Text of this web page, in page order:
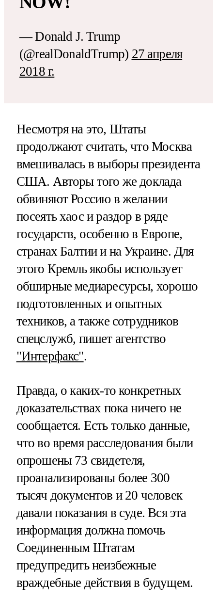
— Donald J. Trump
(@realDonaldTrump) 27 апреля
2018 г.
Несмотря на это, Штаты
продолжают считать, что Москва
вмешивалась в выборы президента
США. Авторы того же доклада
обвиняют Россию в желании
посеять хаос и раздор в ряде
государств, особенно в Европе,
странах Балтии и на Украине. Для
этого Кремль якобы использует
обширные медиаресурсы, хорошо
подготовленных и опытных
техников, а также сотрудников
спецслужб, пишет агентство
"Интерфакс".
Правда, о каких-то конкретных
доказательствах пока ничего не
сообщается. Есть только данные,
что во время расследования были
опрошены 73 свидетеля,
проанализированы более 300
тысяч документов и 20 человек
давали показания в суде. Вся эта
информация должна помочь
Соединенным Штатам
предупредить неизбежные
враждебные действия в будущем.